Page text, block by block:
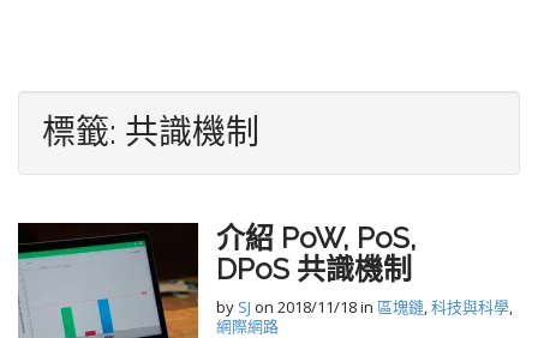
標籤: 共識機制
介紹 PoW, PoS,
DPoS 共識機制
by SJ on 2018/11/18in 區塊鏈,科技與科學,
網際網路